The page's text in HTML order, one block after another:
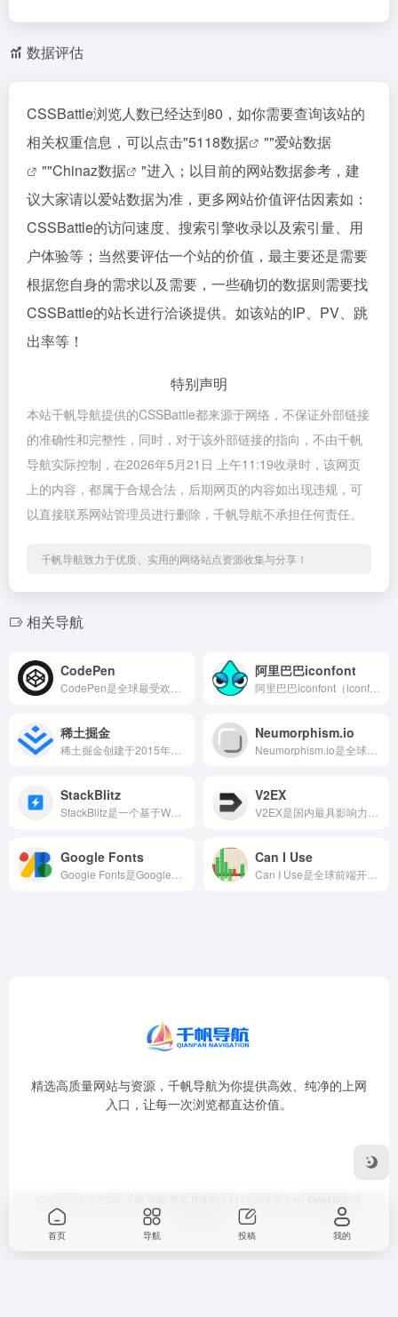
数据评估
CSSBattle浏览人数已经达到80，如你需要查询该站的
相关权重信息，可以点击"5118数据 ""爱站数据
""Chinaz数据
"进入；以目前的网站数据参考，建
议大家请以爱站数据为准，更多网站价值评估因素如：
CSSBattle的访问速度、搜索引擎收录以及索引量、用
户体验等；当然要评估一个站的价值，最主要还是需要
根据您自身的需求以及需要，一些确切的数据则需要找
CSSBattle的站长进行洽谈提供。如该站的IP、PV、跳
出率等！
特别声明
本站千帆导航提供的CSSBattle都来源于网络，不保证外部链接
的准确性和完整性，同时，对于该外部链接的指向，不由千帆
导航实际控制，在2026年5月21日 上午11:19收录时，该网页
上的内容，都属于合规合法，后期网页的内容如出现违规，可
以直接联系网站管理员进行删除，千帆导航不承担任何责任。
千帆导航致力于优质、实用的网络站点资源收集与分享！
相关导航
CodePen 阿里巴巴iconfont
稀土掘金 Neumorphism.io
StackBlitz V2EX
Google Fonts Can I Use
精选高质量网站与资源，千帆导航为你提供高效、纯净的上网
入口，让每一次浏览都直达价值。
首页 导航 投稿 我的